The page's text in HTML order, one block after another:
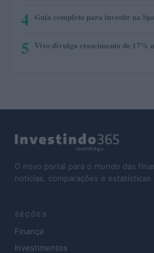
4 Guia completo para investir na
5 Vivo divulga crescimento de 17%
O novo portal para o mundo das
notícias, comparações e estatísticas.
SEÇÕES
Finança
Investimentos